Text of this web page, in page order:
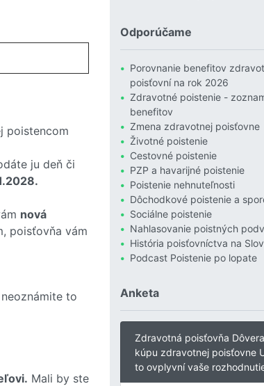
poistencom
ju deň či
nová
poisťovňa vám
to
Mali by ste
Odporúčame
Porovnanie benefitov
poisťovní na rok 2026
Zdravotné poistenie -
benefitov
Zmena zdravotnej poisťovne
Životné poistenie
Cestovné poistenie
PZP a havarijné poistenie
Poistenie nehnuteľnosti
Dôchodkové poistenie a
Sociálne poistenie
Nahlasovanie poistných
História poisťovníctva na
Podcast Poistenie po lopate
Anketa
Zdravotná poisťovňa
kúpu zdravotnej poisťovne
to ovplyvní vaše